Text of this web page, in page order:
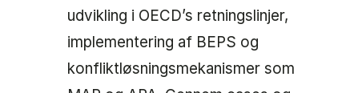
udvikling i OECD’s retningslinjer,
implementering af BEPS og
konfliktløsningsmekanismer som